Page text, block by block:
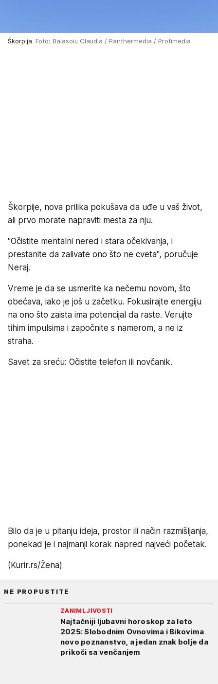
Škorpija Foto: Balasoiu Claudia / Panthermedia / Profimedia
Škorpije, nova prilika pokušava da uđe u vaš život,
ali prvo morate napraviti mesta za nju.
"Očistite mentalni nered i stara očekivanja, i
prestanite da zalivate ono što ne cveta", poručuje
Neraj.
Vreme je da se usmerite ka nečemu novom, što
obećava, iako je još u začetku. Fokusirajte energiju
na ono što zaista ima potencijal da raste. Verujte
tihim impulsima i započnite s namerom, a ne iz
straha.
Savet za sreću: Očistite telefon ili novčanik.
Bilo da je u pitanju ideja, prostor ili način razmišljanja,
ponekad je i najmanji korak napred najveći početak.
(Kurir.rs/Žena)
NE PROPUSTITE
ZANIMLJIVOSTI
Najtačniji ljubavni horoskop za leto
2025: Slobodnim Ovnovima i Bikovima
novo poznanstvo, a jedan znak bolje da
prikoči sa venčanjem